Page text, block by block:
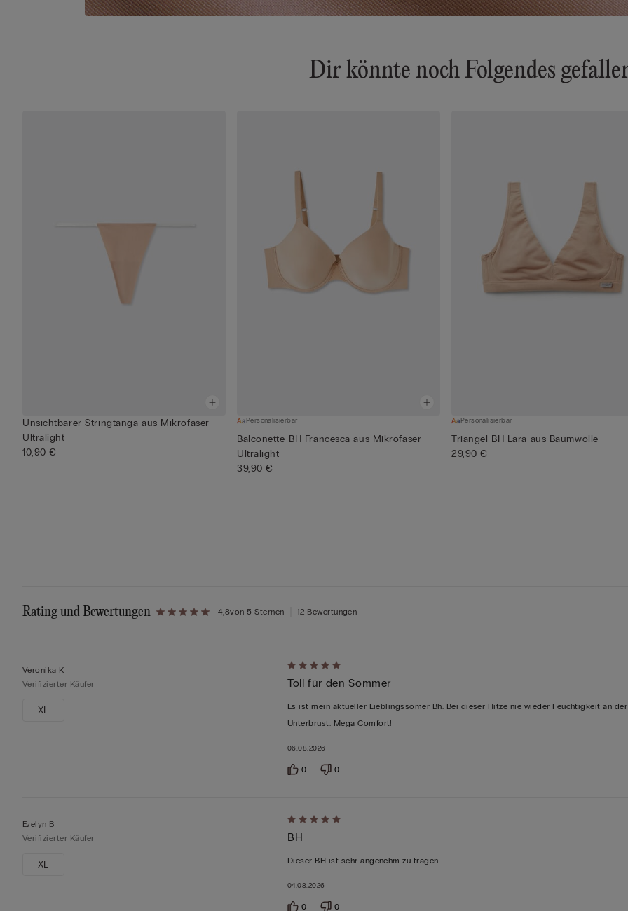
Dir könnte noch Folgendes
Unsichtbarer Stringtanga aus Mikrofaser
Ultralight
10,90 €
Personalisierbar
Balconette-BH Francesca aus Mikrofaser
Ultralight
39,90 €
Personalisierbar
Triangel-BH Lara aus Baumwolle
29,90 €
Rating und Bewertungen 4,8von 5 Sternen 12 Bewertungen
Veronika K
Verifizierter Käufer
XL
Mit
5
von
5
Toll für den Sommer
Es ist mein aktueller Lieblingssomer Bh. Bei dieser Hitze nie wieder Feuchtigkeit an der
Unterbrust. Mega Comfort!
06.08.2026
0 0
Evelyn B
Verifizierter Käufer
XL
Mit
5
von
bewertet
BH
Dieser BH ist sehr angenehm zu tragen
04.08.2026
0 0